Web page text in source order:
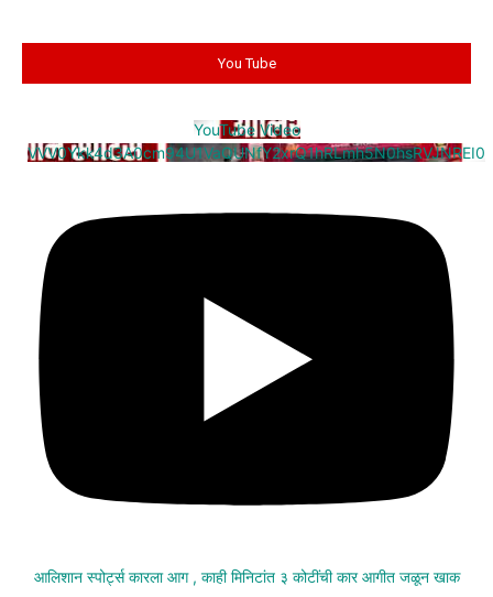
You Tube
YouTube Video
VVV0Ykk4d3A0cm94U1VaQUNfY2xrQ1hRLmh5N0hsRVJNREI0
आलिशान स्पोर्ट्स कारला आग , काही मिनिटांत ३ कोटींची कार आगीत जळून खाक